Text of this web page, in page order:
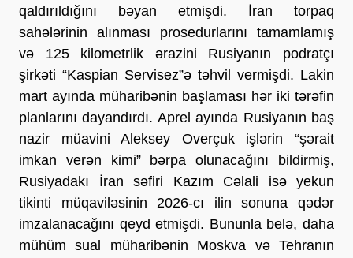
qaldırıldığını bəyan etmişdi. İran torpaq
sahələrinin alınması prosedurlarını tamamlamış
və 125 kilometrlik ərazini Rusiyanın podratçı
şirkəti “Kaspian Servisez”ə təhvil vermişdi. Lakin
mart ayında müharibənin başlaması hər iki tərəfin
planlarını dayandırdı. Aprel ayında Rusiyanın baş
nazir müavini Aleksey Overçuk işlərin “şərait
imkan verən kimi” bərpa olunacağını bildirmiş,
Rusiyadakı İran səfiri Kazım Cəlali isə yekun
tikinti müqaviləsinin 2026-cı ilin sonuna qədər
imzalanacağını qeyd etmişdi. Bununla belə, daha
mühüm sual müharibənin Moskva və Tehranın